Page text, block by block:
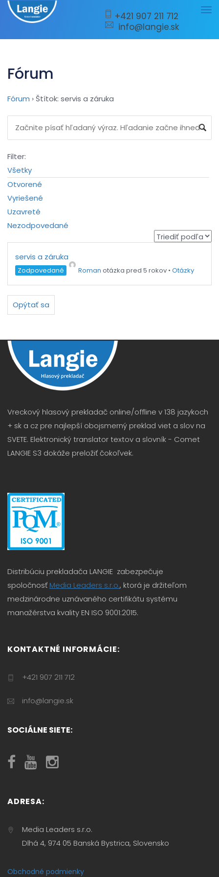
+421 907 211 712
info@langie.sk
Fórum
Fórum › Štítok: servis a záruka
Filter:
Všetky
Otvorené
Vyriešené
Uzavreté
Nezodpovedané
servis a záruka
Zodpovedané Roman otázka pred 5 rokov • Otázky
Opýtať sa
Vreckový hlasový prekladač online/offline v 138 jazykoch
+ sk a cz pre najlepší obojsmerný preklad viet a slov na
SVETE. Elektronický translator textov a slovník - Comet
LANGIE S3 dokáže preložiť čokoľvek.
Distribúciu prekladača LANGIE zabezpečuje
spoločnosť Media Leaders s.r.o., ktorá je držiteľom
medzinárodne uznávaného certifikátu systému
manažérstva kvality EN ISO 9001:2015.
KONTAKTNÉ INFORMÁCIE:
+421 907 211 712
info@langie.sk
SOCIÁLNE SIETE:
ADRESA:
Media Leaders s.r.o.
Dlhá 4, 974 05 Banská Bystrica, Slovensko
Obchodné podmienky